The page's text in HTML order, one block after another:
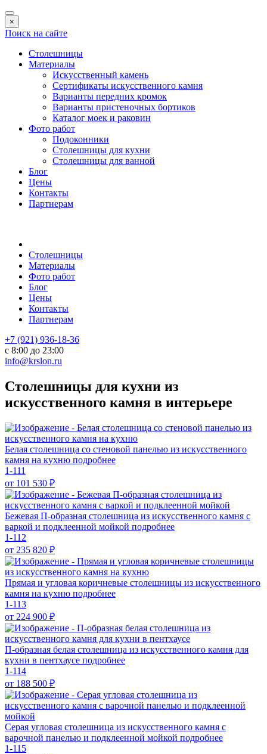
×
Поиск на сайте
Столешницы
Материалы
Искусственный камень
Сертификаты искусственного камня
Варианты передних кромок
Варианты пристеночных бортиков
Каталог моек и раковин
Фото работ
Подоконники
Столешницы для кухни
Столешницы для ванной
Блог
Цены
Контакты
Партнерам
Столешницы
Материалы
Фото работ
Блог
Цены
Контакты
Партнерам
+7 (921) 936-18-36
с 8:00 до 23:00
info@krslon.ru
Столешницы для кухни из
искусственного камня в интерьере
Белая столешница со стеновой панелью из искусственного
камня на кухню подробнее
1-111
от 101 530 ₽
Бежевая П-образная столешница из искусственного камня с
варкой и подклеенной мойкой подробнее
1-112
от 235 820 ₽
Прямая и угловая коричневые столешницы из искусственного
камня на кухню подробнее
1-113
от 224 900 ₽
П-образная белая столешница из искусственного камня для
кухни в пентхаусе подробнее
1-114
от 188 500 ₽
Серая угловая столешница из искусственного камня с
варочной панелью и подклеенной мойкой подробнее
1-115